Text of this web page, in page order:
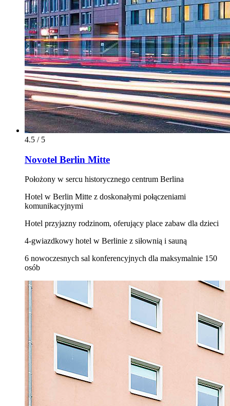
4.5 / 5
Novotel Berlin Mitte
Położony w sercu historycznego centrum Berlina
Hotel w Berlin Mitte z doskonałymi połączeniami
komunikacyjnymi
Hotel przyjazny rodzinom, oferujący place zabaw dla dzieci
4-gwiazdkowy hotel w Berlinie z siłownią i sauną
6 nowoczesnych sal konferencyjnych dla maksymalnie 150
osób